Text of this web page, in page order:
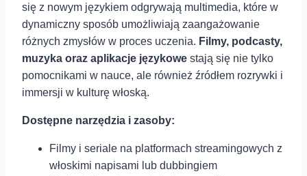
się z nowym językiem odgrywają multimedia, które w
dynamiczny sposób umożliwiają zaangażowanie
różnych zmysłów w proces uczenia.‍ Filmy, podcasty,
muzyka oraz aplikacje językowe stają się nie tylko
pomocnikami w nauce, ale również źródłem rozrywki i
immersji w kulturę włoską.
Dostępne ‍narzędzia i zasoby:
Filmy i seriale na platformach streamingowych z
włoskimi napisami lub dubbingiem